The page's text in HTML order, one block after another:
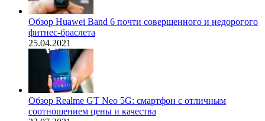
Обзор Huawei Band 6 почти совершенного и недорогого
фитнес-браслета
25.04.2021
Обзор Realme GT Neo 5G: смартфон с отличным
соотношением цены и качества